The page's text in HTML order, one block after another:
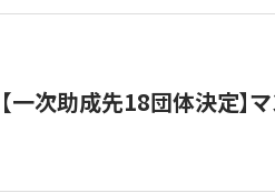
【一次助成先18団体決定】